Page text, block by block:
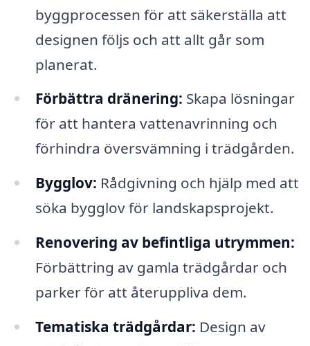
byggprocessen för att säkerställa att
designen följs och att allt går som
planerat.
Förbättra dränering: Skapa lösningar
för att hantera vattenavrinning och
förhindra översvämning i trädgården.
Bygglov: Rådgivning och hjälp med att
söka bygglov för landskapsprojekt.
Renovering av befintliga utrymmen:
Förbättring av gamla trädgårdar och
parker för att återuppliva dem.
Tematiska trädgårdar: Design av